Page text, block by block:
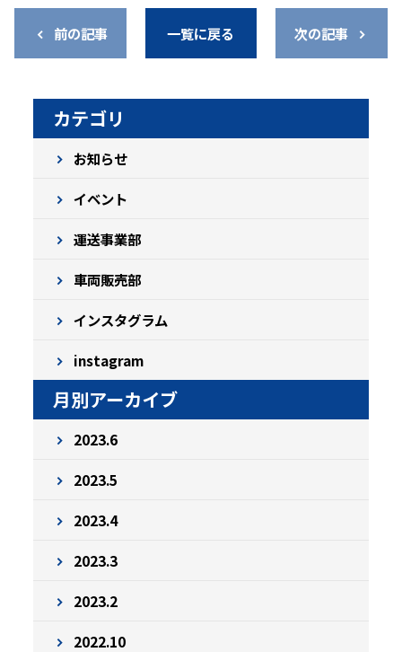
前の記事 一覧に戻る 次の記事
カテゴリ
お知らせ
イベント
運送事業部
車両販売部
インスタグラム
instagram
月別アーカイブ
2023.6
2023.5
2023.4
2023.3
2023.2
2022.10